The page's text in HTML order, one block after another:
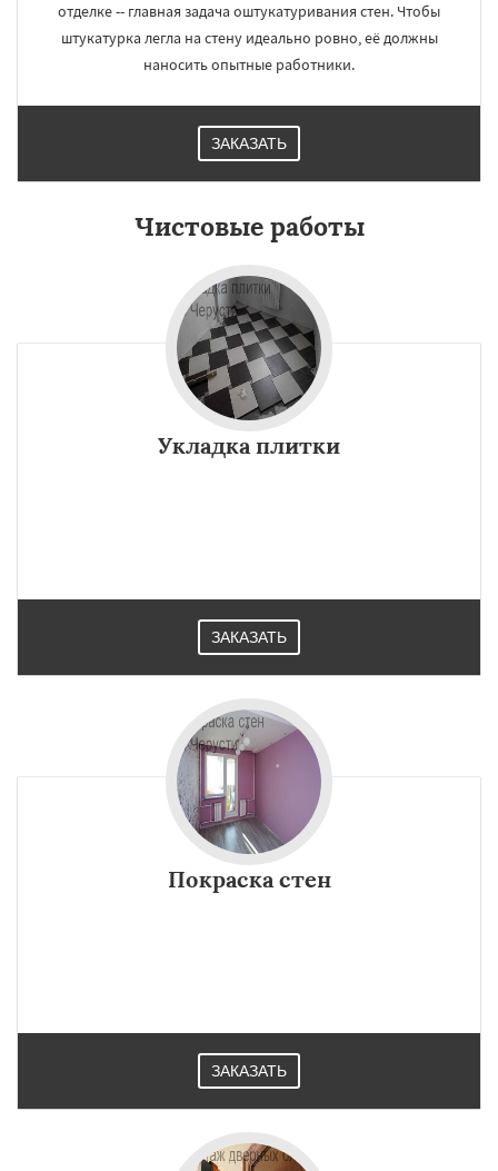
отделке -- главная задача оштукатуривания стен. Чтобы
штукатурка легла на стену идеально ровно, её должны
наносить опытные работники.
ЗАКАЗАТЬ
Чистовые работы
Укладка плитки
ЗАКАЗАТЬ
Покраска стен
ЗАКАЗАТЬ